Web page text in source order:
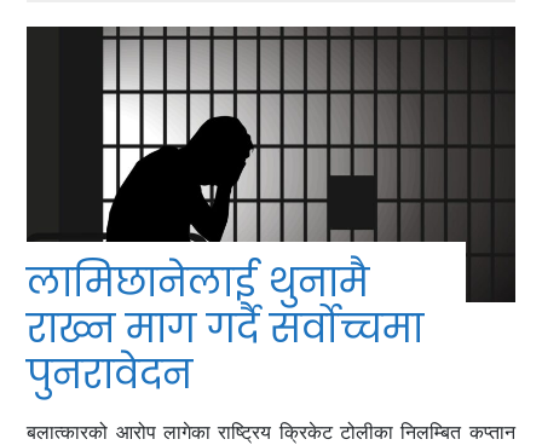
लामिछानेलाई थुनामै
राख्न माग गर्दै सर्वोच्चमा
पुनरावेदन
बलात्कारको आरोप लागेका राष्ट्रिय क्रिकेट टोलीका निलम्बित कप्तान